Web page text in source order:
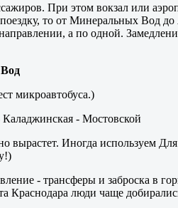
При этом вокзал или
то от Минеральных Вод
а по одной.
микроавтобуса.)
- Мостовской
вырастет. Иногда используем
- трансферы и заброска в
люди чаще